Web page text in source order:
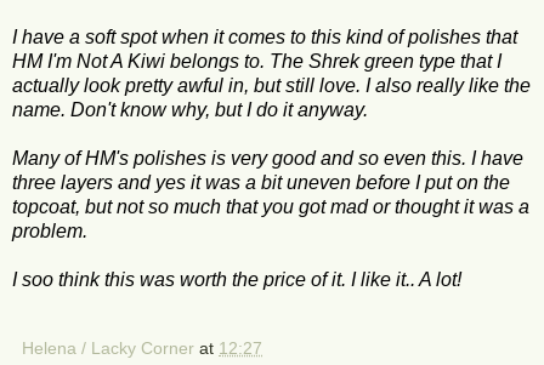
I have a soft spot when it comes to this kind of polishes that
HM I'm Not A Kiwi belongs to. The Shrek green type that I
actually look pretty awful in, but still love. I also really like the
name. Don't know why, but I do it anyway.
Many of HM's polishes is very good and so even this. I have
three layers and yes it was a bit uneven before I put on the
topcoat, but not so much that you got mad or thought it was a
problem.
I soo think this was worth the price of it. I like it.. A lot!
Helena / Lacky Corner at 12:27